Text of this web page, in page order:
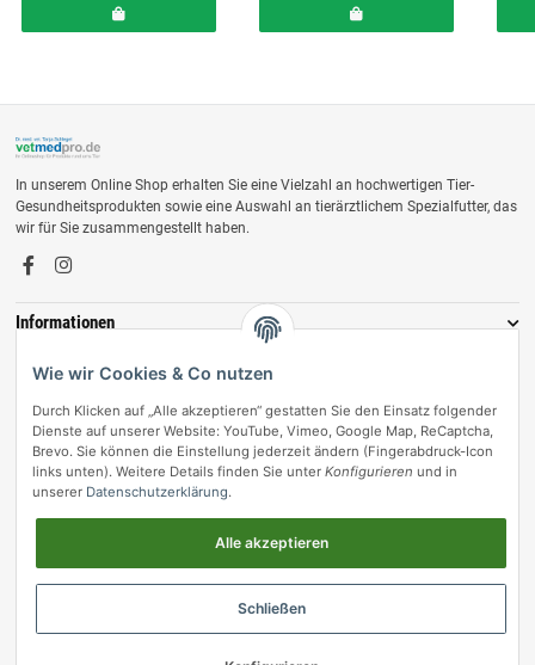
In unserem Online Shop erhalten Sie eine Vielzahl an hochwertigen Tier-
Gesundheitsprodukten sowie eine Auswahl an tierärztlichem Spezialfutter, das
wir für Sie zusammengestellt haben.
Informationen
Zahlungsmöglichkeiten
Vertrag widerrufen
Wie wir Cookies & Co nutzen
Durch Klicken auf „Alle akzeptieren“ gestatten Sie den Einsatz folgender
Dienste auf unserer Website: YouTube, Vimeo, Google Map, ReCaptcha,
Brevo. Sie können die Einstellung jederzeit ändern (Fingerabdruck-Icon
links unten). Weitere Details finden Sie unter Konfigurieren und in
unserer Datenschutzerklärung.
Alle akzeptieren
Schließen